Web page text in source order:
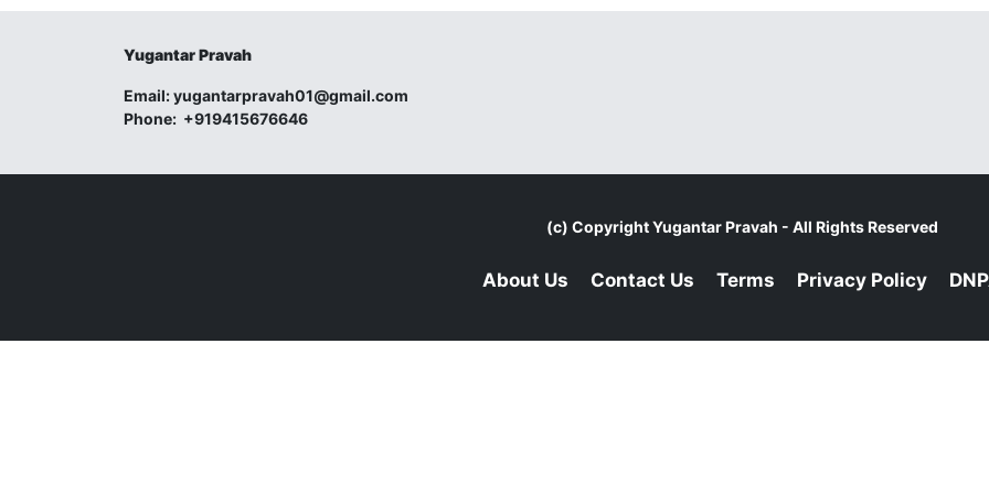
Yugantar Pravah
Email:yugantarpravah01@gmail.com
Phone: +919415676646
(c) CopyrightYugantar Pravah - All Rights Reserved
About Us Contact Us Terms Privacy Policy